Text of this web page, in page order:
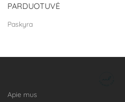
PARDUOTUVĖ
Paskyra
Apie mus